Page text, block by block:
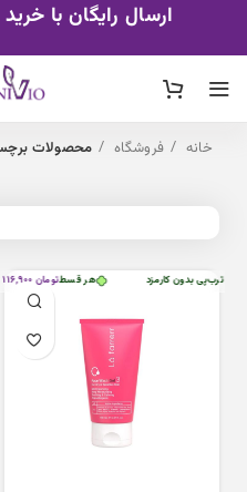
ارسال رایگان با خرید بالای 4
خانه فروشگاه محصولات
هر قسط ۱۱۶,۹۰۰تومان با ترب‌پی بدون کارمزد